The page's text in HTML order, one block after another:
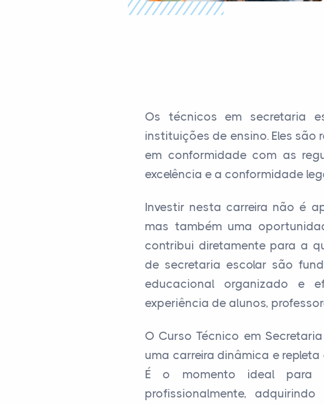
Os técnicos em secretaria
instituições de ensino. Eles
em conformidade com as
excelência e a conformidade
Investir nesta carreira não é
mas também uma
contribui diretamente para a
de secretaria escolar são
educacional organizado e
experiência de alunos,
O Curso Técnico em
uma carreira dinâmica e
É o momento ideal para
profissionalmente,